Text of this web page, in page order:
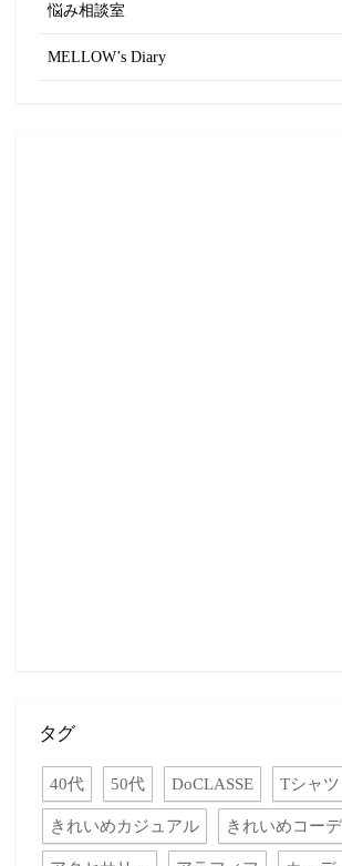
悩み相談室
MELLOW’s Diary
タグ
40代 50代 DoCLASSE Tシャツ
きれいめカジュアル きれいめコーデ